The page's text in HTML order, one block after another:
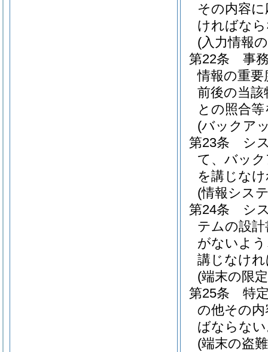
その内容
ければな
(入力情報
第22条
事
情報の重
前後の当該
との照合
(バックア
第23条
シ
て、バッ
を講じな
(情報シス
第24条
シ
テムの設
がないよ
講じなけ
(端末の限
第25条
特
の他その
ばならな
(端末の盗